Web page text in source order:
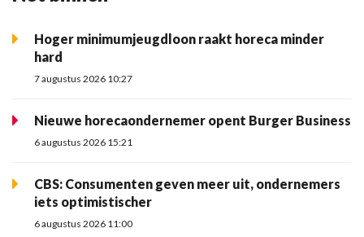
Hoger minimumjeugdloon raakt horeca minder
hard
7 augustus 2026 10:27
Nieuwe horecaondernemer opent Burger Business
6 augustus 2026 15:21
CBS: Consumenten geven meer uit, ondernemers
iets optimistischer
6 augustus 2026 11:00